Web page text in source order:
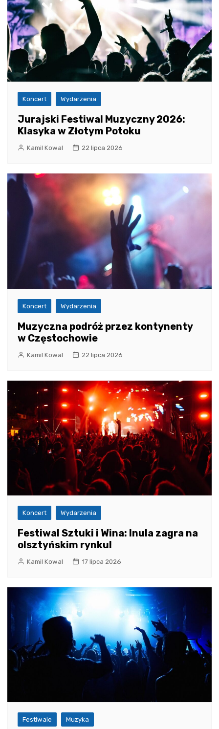
Koncert Wydarzenia
Jurajski Festiwal Muzyczny 2026:
Klasyka w Złotym Potoku
Kamil Kowal 22 lipca 2026
Koncert Wydarzenia
Muzyczna podróż przez kontynenty
w Częstochowie
Kamil Kowal 22 lipca 2026
Koncert Wydarzenia
Festiwal Sztuki i Wina: Inula zagra na
olsztyńskim rynku!
Kamil Kowal 17 lipca 2026
Festiwale Muzyka